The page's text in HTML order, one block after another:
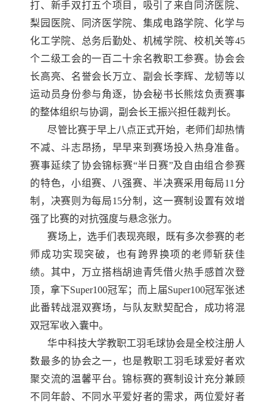
打、新手双打五个项目，吸引了来自同济医院、
梨园医院、 同济医学院、 集成电路学院、化学与
化工学院、总务后勤处、机械学院、校机关等45
个二级工会的一百二十余名教职工参赛。协会会
长高亮、名誉会长万立、副会长李辉、龙韧等以
运动员身份参与角逐，协会秘书长熊炫负责赛事
的整体组织与协调，副会长王振兴担任裁判长。
尽管比赛于早上八点正式开始，老师们却热情
不减、斗志昂扬，早早来到赛场投入热身准备。
赛事延续了协会锦标赛“半日赛”及自由组合参赛
的特色，小组赛、八强赛、半决赛采用每局11分
制，决赛则为每局15分制，这一赛制 设置有效增
强了比赛的对抗强度与悬念张力。
赛场上，选手们表现亮眼，既有多次参赛的老
师成功实现突破，也有跨界换项的老师斩获佳
绩。其中，万立搭档胡迪青凭借火热手感首次登
顶，拿下Super100冠军；而上届Super100冠军张述
此番转战混双赛场，与队友默契配合，成功将混
双冠军收入囊中。
华中科技大学教职工羽毛球协会是全校注册人
数最多的协会之一，也是教职工羽毛球爱好者欢
聚交流的温馨平台。锦标赛的赛制设计充分兼顾
不同年龄、不同水平爱好者的需求， 两位爱好者